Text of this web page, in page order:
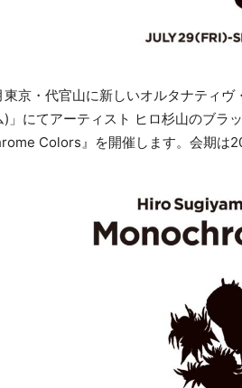
京・代官山に新しいオルタナティ
)」にてアーティスト ヒロ杉山のブラ
Colors』を開催します。会期は